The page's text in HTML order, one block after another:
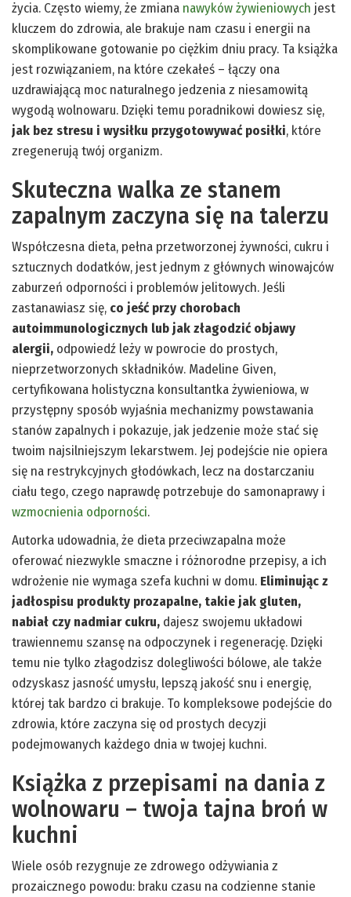
życia. Często wiemy, że zmiana nawyków żywieniowych jest
kluczem do zdrowia, ale brakuje nam czasu i energii na
skomplikowane gotowanie po ciężkim dniu pracy. Ta książka
jest rozwiązaniem, na które czekałeś – łączy ona
uzdrawiającą moc naturalnego jedzenia z niesamowitą
wygodą wolnowaru. Dzięki temu poradnikowi dowiesz się,
jak bez stresu i wysiłku przygotowywać posiłki, które
zregenerują twój organizm.
Skuteczna walka ze stanem
zapalnym zaczyna się na talerzu
Współczesna dieta, pełna przetworzonej żywności, cukru i
sztucznych dodatków, jest jednym z głównych winowajców
zaburzeń odporności i problemów jelitowych. Jeśli
zastanawiasz się, co jeść przy chorobach
autoimmunologicznych lub jak złagodzić objawy
alergii, odpowiedź leży w powrocie do prostych,
nieprzetworzonych składników. Madeline Given,
certyfikowana holistyczna konsultantka żywieniowa, w
przystępny sposób wyjaśnia mechanizmy powstawania
stanów zapalnych i pokazuje, jak jedzenie może stać się
twoim najsilniejszym lekarstwem. Jej podejście nie opiera
się na restrykcyjnych głodówkach, lecz na dostarczaniu
ciału tego, czego naprawdę potrzebuje do samonaprawy i
wzmocnienia odporności.
Autorka udowadnia, że dieta przeciwzapalna może
oferować niezwykle smaczne i różnorodne przepisy, a ich
wdrożenie nie wymaga szefa kuchni w domu. Eliminując z
jadłospisu produkty prozapalne, takie jak gluten,
nabiał czy nadmiar cukru, dajesz swojemu układowi
trawiennemu szansę na odpoczynek i regenerację. Dzięki
temu nie tylko złagodzisz dolegliwości bólowe, ale także
odzyskasz jasność umysłu, lepszą jakość snu i energię,
której tak bardzo ci brakuje. To kompleksowe podejście do
zdrowia, które zaczyna się od prostych decyzji
podejmowanych każdego dnia w twojej kuchni.
Książka z przepisami na dania z
wolnowaru – twoja tajna broń w
kuchni
Wiele osób rezygnuje ze zdrowego odżywiania z
prozaicznego powodu: braku czasu na codzienne stanie